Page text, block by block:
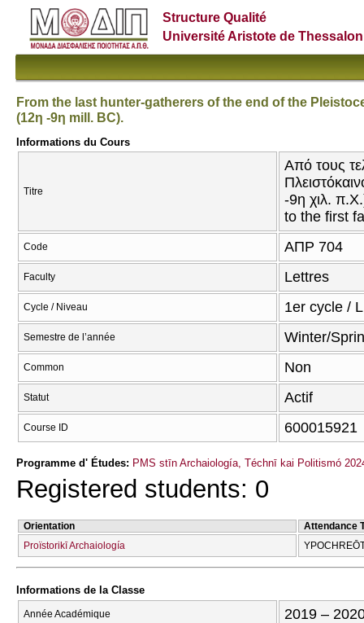
Structure Qualité
Université Aristote de
From the last hunter-gatherers of the end of the
(12η -9η mill. BC).
Informations du Cours
Titre
Από τους
-9η χιλ.
to the first
Code ΑΠΡ 704
Faculty Lettres
Cycle / Niveau 1er cycle /
Semestre de l’année Winter/
Common Non
Statut Actif
Course ID 600015921
Programme d' Études: PMS stīn Archaiología, Téchnī kai Politismó
Registered students: 0
Orientation
Attendance
Proïstorikī Archaiología
Informations de la Classe
Année Académique 2019 –